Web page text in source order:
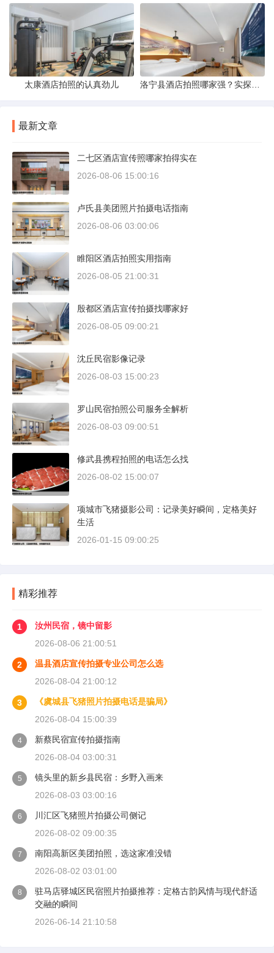
太康酒店拍照的认真劲儿
最新文章
二七区酒店宣传照哪家拍得实在
2026-08-06 15:00:16
卢氏县美团照片拍摄电话指南
2026-08-06 03:00:06
睢阳区酒店拍照实用指南
2026-08-05 21:00:31
殷都区酒店宣传拍摄找哪家好
2026-08-05 09:00:21
沈丘民宿影像记录
2026-08-03 15:00:23
罗山民宿拍照公司服务全解析
2026-08-03 09:00:51
修武县携程拍照的电话怎么找
2026-08-02 15:00:07
项城市飞猪摄影公司：记录美好瞬间，定格美好
生活
2026-01-15 09:00:25
精彩推荐
1
汝州民宿，镜中留影
2026-08-06 21:00:51
2
温县酒店宣传拍摄专业公司怎么选
2026-08-04 21:00:12
3
《虞城县飞猪照片拍摄电话是骗局》
2026-08-04 15:00:39
4
新蔡民宿宣传拍摄指南
2026-08-04 03:00:31
5
镜头里的新乡县民宿：乡野入画来
2026-08-03 03:00:16
6
川汇区飞猪照片拍摄公司侧记
2026-08-02 09:00:35
7
南阳高新区美团拍照，选这家准没错
2026-08-02 03:01:00
8
驻马店驿城区民宿照片拍摄推荐：定格古韵风情与现代舒适
交融的瞬间
2026-06-14 21:10:58